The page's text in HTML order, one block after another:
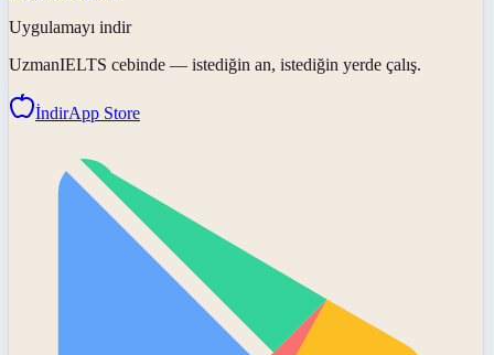
Uygulamayı indir
UzmanIELTS cebinde — istediğin an, istediğin yerde çalış.
İndirApp Store